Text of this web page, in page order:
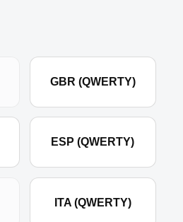
GBR (QWERTY)
ESP (QWERTY)
ITA (QWERTY)